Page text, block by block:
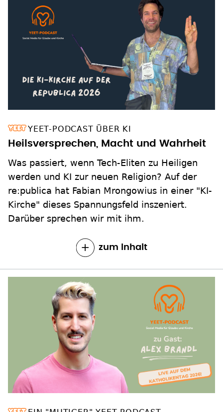
YEET-PODCAST ÜBER KI
Heilsversprechen, Macht und Wahrheit
Was passiert, wenn Tech-Eliten zu Heiligen
werden und KI zur neuen Religion? Auf der
re:publica hat Fabian Mrongowius in einer "KI-
Kirche" dieses Spannungsfeld inszeniert.
Darüber sprechen wir mit ihm.
zum Inhalt